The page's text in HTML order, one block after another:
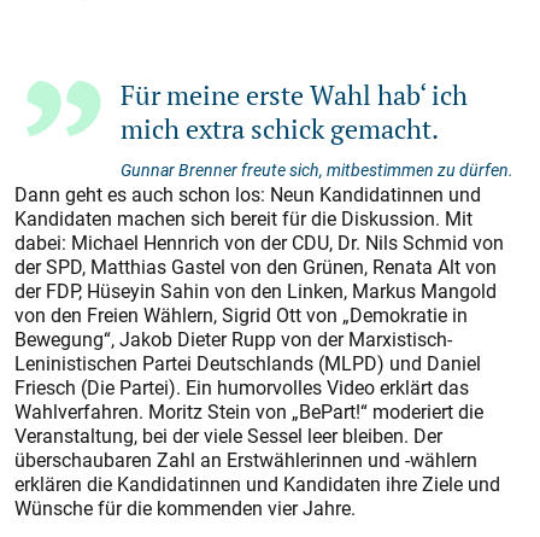
Für meine erste Wahl hab‘ ich
mich extra schick gemacht.
Gunnar Brenner freute sich, mitbestimmen zu dürfen.
Dann geht es auch schon los: Neun Kandidatinnen und
Kandidaten machen sich bereit für die Diskussion. Mit
dabei: Michael Hennrich von der CDU, Dr. Nils Schmid von
der SPD, Matthias Gastel von den Grünen, Renata Alt von
der FDP, Hüseyin Sahin von den Linken, Markus Mangold
von den Freien Wählern, Sigrid Ott von „Demokratie in
Bewegung“, Jakob Dieter Rupp von der Marxistisch-
Leninistischen Partei Deutschlands (MLPD) und Daniel
Friesch (Die Partei). Ein humorvolles Video erklärt das
Wahlverfahren. Moritz Stein von „BePart!“ moderiert die
Veranstaltung, bei der viele Sessel leer bleiben. Der
überschaubaren Zahl an Erstwählerinnen und -wählern
erklären die Kandidatinnen und Kandidaten ihre Ziele und
Wünsche für die kommenden vier Jahre.